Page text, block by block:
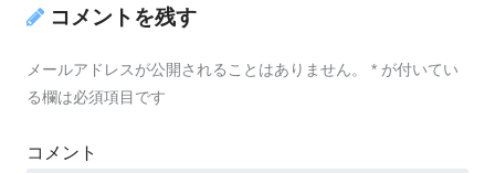
コメントを残す
メールアドレスが公開されることはありません。 * が付いてい
る欄は必須項目です
コメント